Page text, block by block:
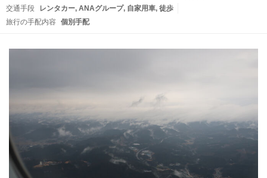
交通手段
レンタカー ANAグループ 自家用車 徒歩
旅行の手配内容
個別手配